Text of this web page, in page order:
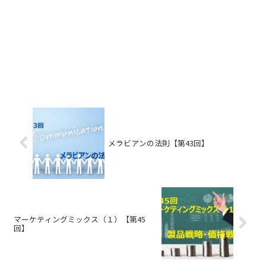
メラビアンの法則【第43回】
マーケティングミックス（１）【第45
回】